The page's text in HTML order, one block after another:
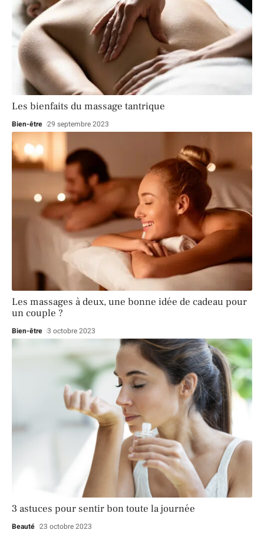
Les bienfaits du massage tantrique
Bien-être 29 septembre 2023
Les massages à deux, une bonne idée de cadeau pour
un couple ?
Bien-être 3 octobre 2023
3 astuces pour sentir bon toute la journée
Beauté 23 octobre 2023